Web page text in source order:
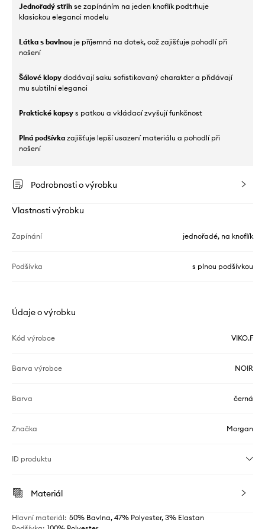
Jednořadý střih se zapínáním na jeden knoflík podtrhuje
klasickou eleganci modelu
Látka s bavlnou je příjemná na dotek, což zajišťuje pohodlí při
nošení
Šálové klopy dodávají saku sofistikovaný charakter a přidávají
mu subtilní eleganci
Praktické kapsy s patkou a vkládací zvyšují funkčnost
Plná podšívka zajišťuje lepší usazení materiálu a pohodlí při
nošení
Podrobnosti o výrobku
Vlastnosti výrobku
Zapínání jednořadé, na knoflík
Podšívka s plnou podšívkou
Údaje o výrobku
Kód výrobce VIKO.F
Barva výrobce NOIR
Barva černá
Značka Morgan
ID produktu
Materiál
Hlavní materiál: 50% Bavlna, 47% Polyester, 3% Elastan